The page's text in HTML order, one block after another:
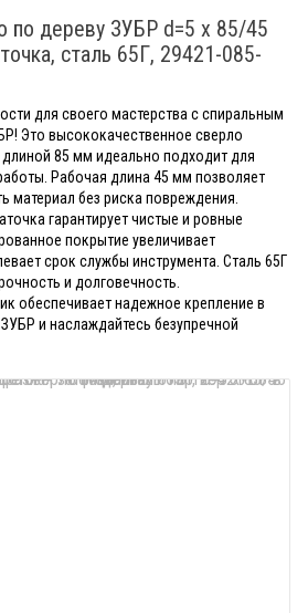
по дереву ЗУБР d=5 х 85/45
сталь 65Г, 29421-085-
для своего мастерства с спиральным
Это высококачественное сверло
85 мм идеально подходит для
Рабочая длина 45 мм позволяет
материал без риска повреждения.
гарантирует чистые и ровные
покрытие увеличивает
срок службы инструмента. Сталь 65Г
и долговечность.
обеспечивает надежное крепление в
и наслаждайтесь безупречной